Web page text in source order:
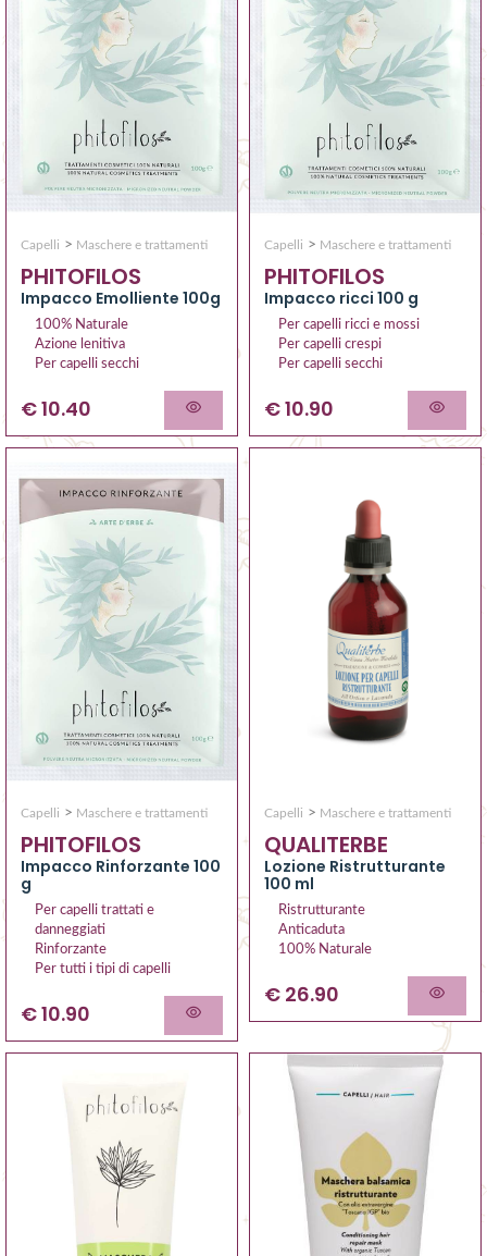
Capelli > Maschere e trattamenti
PHITOFILOS
Impacco Emolliente 100g
100% Naturale
Azione lenitiva
Per capelli secchi
€ 10.40
Capelli > Maschere e trattamenti
PHITOFILOS
Impacco ricci 100 g
Per capelli ricci e mossi
Per capelli crespi
Per capelli secchi
€ 10.90
Capelli > Maschere e trattamenti
PHITOFILOS
Impacco Rinforzante 100
g
Per capelli trattati e
danneggiati
Rinforzante
Per tutti i tipi di capelli
€ 10.90
Capelli > Maschere e trattamenti
QUALITERBE
Lozione Ristrutturante
100 ml
Ristrutturante
Anticaduta
100% Naturale
€ 26.90